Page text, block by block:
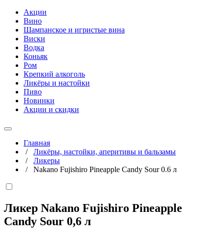
Акции
Вино
Шампанское и игристые вина
Виски
Водка
Коньяк
Ром
Крепкий алкоголь
Ликёры и настойки
Пиво
Новинки
Акции и скидки
Главная
/ Ликёры, настойки, аперитивы и бальзамы
/ Ликеры
/ Nakano Fujishiro Pineapple Candy Sour 0.6 л
Ликер Nakano Fujishiro Pineapple
Candy Sour 0,6 л